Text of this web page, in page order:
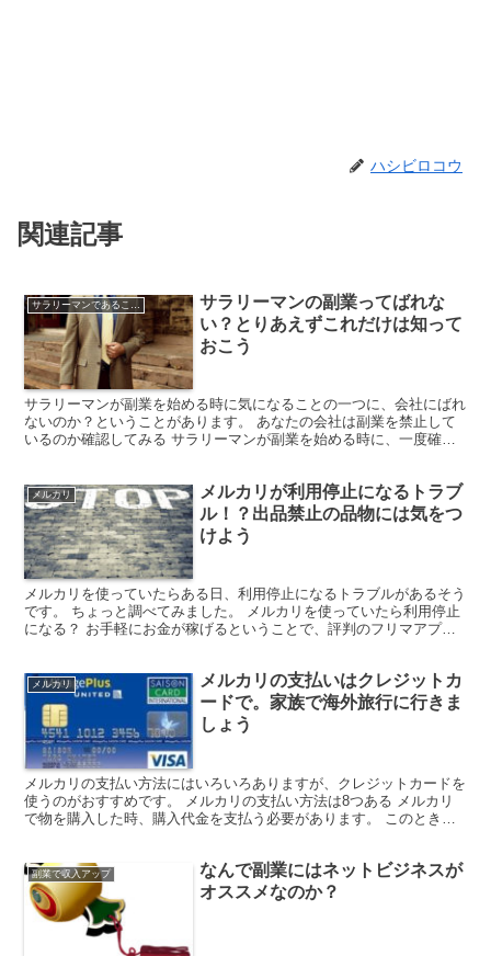
ハシビロコウ
関連記事
サラリーマンであることを利用する
サラリーマンの副業ってばれな
い？とりあえずこれだけは知って
おこう
サラリーマンが副業を始める時に気になることの一つに、会社にばれ
ないのか？ということがあります。 あなたの会社は副業を禁止して
いるのか確認してみる サラリーマンが副業を始める時に、一度確認
メルカリ
メルカリが利用停止になるトラブ
ル！？出品禁止の品物には気をつ
けよう
メルカリを使っていたらある日、利用停止になるトラブルがあるそう
です。 ちょっと調べてみました。 メルカリを使っていたら利用停止
になる？ お手軽にお金が稼げるということで、評判のフリマアプリ
メルカリ
メルカリの支払いはクレジットカ
ードで。家族で海外旅行に行きま
しょう
メルカリの支払い方法にはいろいろありますが、クレジットカードを
使うのがおすすめです。 メルカリの支払い方法は8つある メルカリ
で物を購入した時、購入代金を支払う必要があります。 このときに
副業で収入アップ
なんで副業にはネットビジネスが
オススメなのか？